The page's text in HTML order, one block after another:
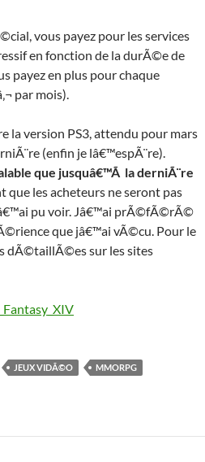
vous payez pour les services
en fonction de la durÃ©e de
payez en plus pour chaque
par mois).
la version PS3, attendu pour mars
(enfin je lâ€™espÃ¨re).
que jusquâ€™Ã la derniÃ¨re
que les acheteurs ne seront pas
pu voir. Jâ€™ai prÃ©fÃ©rÃ©
que jâ€™ai vÃ©cu. Pour le
dÃ©taillÃ©es sur les sites
JEUX VIDÃ©O
MMORPG